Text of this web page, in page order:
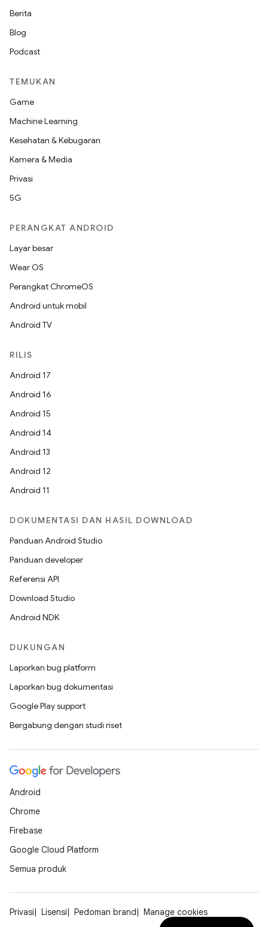
Berita
Blog
Podcast
TEMUKAN
Game
Machine Learning
Kesehatan & Kebugaran
Kamera & Media
Privasi
5G
PERANGKAT ANDROID
Layar besar
Wear OS
Perangkat ChromeOS
Android untuk mobil
Android TV
RILIS
Android 17
Android 16
Android 15
Android 14
Android 13
Android 12
Android 11
DOKUMENTASI DAN HASIL DOWNLOAD
Panduan Android Studio
Panduan developer
Referensi API
Download Studio
Android NDK
DUKUNGAN
Laporkan bug platform
Laporkan bug dokumentasi
Google Play support
Bergabung dengan studi riset
Android
Chrome
Firebase
Google Cloud Platform
Semua produk
Privasi Lisensi Pedoman brand
Manage cookies